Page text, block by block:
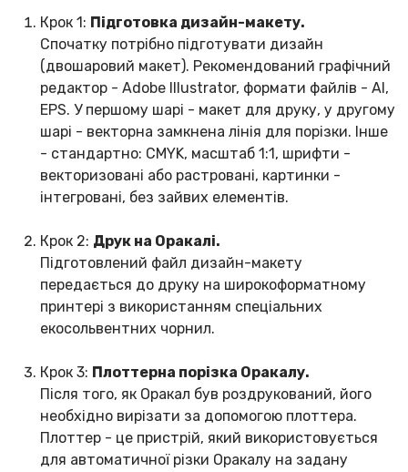
Крок 1: Підготовка дизайн-макету.
Спочатку потрібно підготувати дизайн
(двошаровий макет). Рекомендований графічний
редактор - Adobe Illustrator, формати файлів - AI,
EPS. У першому шарі - макет для друку, у другому
шарі - векторна замкнена лінія для порізки. Інше
- стандартно: CMYK, масштаб 1:1, шрифти -
векторизовані або растровані, картинки -
інтегровані, без зайвих елементів.
Крок 2: Друк на Оракалі.
Підготовлений файл дизайн-макету
передається до друку на широкоформатному
принтері з використанням спеціальних
екосольвентних чорнил.
Крок 3: Плоттерна порізка Оракалу.
Після того, як Оракал був роздрукований, його
необхідно вирізати за допомогою плоттера.
Плоттер - це пристрій, який використовується
для автоматичної різки Оракалу на задану